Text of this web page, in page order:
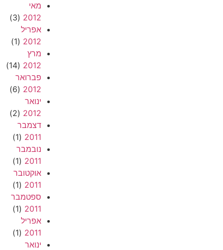
מאי
2012
(3)
אפריל
2012
(1)
מרץ
2012
(14)
פברואר
2012
(6)
ינואר
2012
(2)
דצמבר
2011
(1)
נובמבר
2011
(1)
אוקטובר
2011
(1)
ספטמבר
2011
(1)
אפריל
2011
(1)
ינואר